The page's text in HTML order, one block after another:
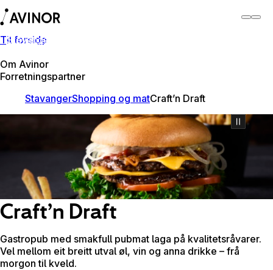
Til forside
Om Avinor
Forretningspartner
Stavanger lufthamn
StavangerShopping og matCraft’n Draft
Craft’n Draft
Gastropub med smakfull pubmat laga på kvalitetsråvarer.
Vel mellom eit breitt utval øl, vin og anna drikke – frå
morgon til kveld.